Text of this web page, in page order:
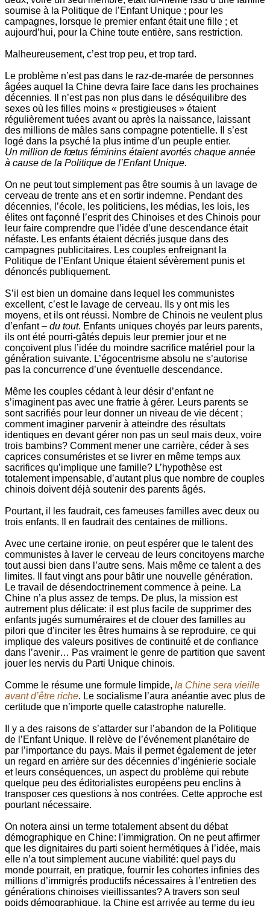
soumise à la Politique de l’Enfant Unique ; pour les
campagnes, lorsque le premier enfant était une fille ; et
aujourd’hui, pour la Chine toute entière, sans restriction.
Malheureusement, c’est trop peu, et trop tard.
Le problème n’est pas dans le raz-de-marée de personnes
âgées auquel la Chine devra faire face dans les prochaines
décennies. Il n’est pas non plus dans le déséquilibre des
sexes où les filles moins « prestigieuses » étaient
régulièrement tuées avant ou après la naissance, laissant
des millions de mâles sans compagne potentielle. Il s’est
logé dans la psyché la plus intime d’un peuple entier.
Un million de fœtus féminins étaient avortés chaque année
à cause de la Politique de l’Enfant Unique.
On ne peut tout simplement pas être soumis à un lavage de
cerveau de trente ans et en sortir indemne. Pendant des
décennies, l’école, les politiciens, les médias, les lois, les
élites ont façonné l’esprit des Chinoises et des Chinois pour
leur faire comprendre que l’idée d’une descendance était
néfaste. Les enfants étaient décriés jusque dans des
campagnes publicitaires. Les couples enfreignant la
Politique de l’Enfant Unique étaient sévèrement punis et
dénoncés publiquement.
S’il est bien un domaine dans lequel les communistes
excellent, c’est le lavage de cerveau. Ils y ont mis les
moyens, et ils ont réussi. Nombre de Chinois ne veulent plus
d’enfant – du tout. Enfants uniques choyés par leurs parents,
ils ont été pourri-gâtés depuis leur premier jour et ne
conçoivent plus l’idée du moindre sacrifice matériel pour la
génération suivante. L’égocentrisme absolu ne s’autorise
pas la concurrence d’une éventuelle descendance.
Même les couples cédant à leur désir d’enfant ne
s’imaginent pas avec une fratrie à gérer. Leurs parents se
sont sacrifiés pour leur donner un niveau de vie décent ;
comment imaginer parvenir à atteindre des résultats
identiques en devant gérer non pas un seul mais deux, voire
trois bambins? Comment mener une carrière, céder à ses
caprices consuméristes et se livrer en même temps aux
sacrifices qu’implique une famille? L’hypothèse est
totalement impensable, d’autant plus que nombre de couples
chinois doivent déjà soutenir des parents âgés.
Pourtant, il les faudrait, ces fameuses familles avec deux ou
trois enfants. Il en faudrait des centaines de millions.
Avec une certaine ironie, on peut espérer que le talent des
communistes à laver le cerveau de leurs concitoyens marche
tout aussi bien dans l’autre sens. Mais même ce talent a des
limites. Il faut vingt ans pour bâtir une nouvelle génération.
Le travail de désendoctrinement commence à peine. La
Chine n’a plus assez de temps. De plus, la mission est
autrement plus délicate: il est plus facile de supprimer des
enfants jugés surnuméraires et de clouer des familles au
pilori que d’inciter les êtres humains à se reproduire, ce qui
implique des valeurs positives de continuité et de confiance
dans l’avenir… Pas vraiment le genre de partition que savent
jouer les nervis du Parti Unique chinois.
Comme le résume une formule limpide, la Chine sera vieille
avant d’être riche. Le socialisme l’aura anéantie avec plus de
certitude que n’importe quelle catastrophe naturelle.
Il y a des raisons de s’attarder sur l’abandon de la Politique
de l’Enfant Unique. Il relève de l’événement planétaire de
par l’importance du pays. Mais il permet également de jeter
un regard en arrière sur des décennies d’ingénierie sociale
et leurs conséquences, un aspect du problème qui rebute
quelque peu des éditorialistes européens peu enclins à
transposer ces questions à nos contrées. Cette approche est
pourtant nécessaire.
On notera ainsi un terme totalement absent du débat
démographique en Chine: l’immigration. On ne peut affirmer
que les dignitaires du parti soient hermétiques à l’idée, mais
elle n’a tout simplement aucune viabilité: quel pays du
monde pourrait, en pratique, fournir les cohortes infinies des
millions d’immigrés productifs nécessaires à l’entretien des
générations chinoises vieillissantes? A travers son seul
poids démographique, la Chine est arrivée au terme du jeu